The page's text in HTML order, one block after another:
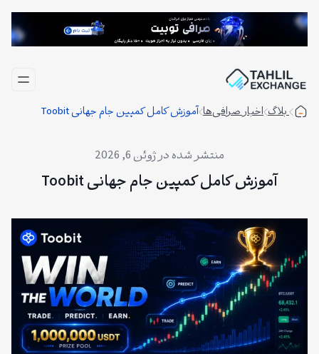
رفتن
بلاگ اخبار صرافی‌ها آموزش کامل کمپین جام جهانی Toobit
ژوئن 6, 2026
آموزش کامل کمپین جام جهانی Toobit